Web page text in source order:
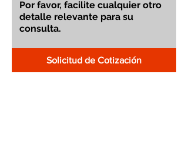
Solicitud de Cotización